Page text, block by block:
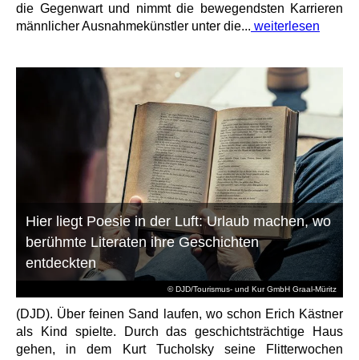
die Gegenwart und nimmt die bewegendsten Karrieren
männlicher Ausnahmekünstler unter die... weiterlesen
© DJD/Tourismus- und Kur GmbH Graal-Müritz
Hier liegt Poesie in der Luft: Urlaub machen, wo
berühmte Literaten ihre Geschichten
entdeckten
(DJD). Über feinen Sand laufen, wo schon Erich Kästner
als Kind spielte. Durch das geschichtsträchtige Haus
gehen, in dem Kurt Tucholsky seine Flitterwochen